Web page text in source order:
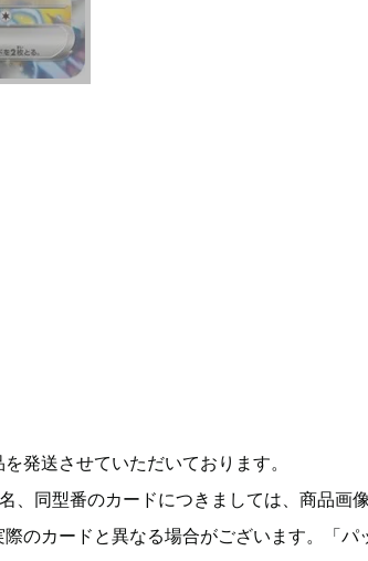
発送させていただいております。
、同型番のカードにつきましては、商品画
のカードと異なる場合がございます。「パ